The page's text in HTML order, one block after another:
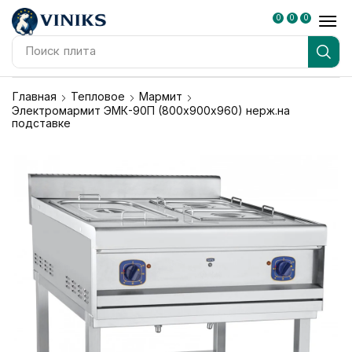
Поиск плита
0 0 0
Главная Тепловое
Мармит
Электромармит ЭМК-90П (800х900х960) нерж.на
подставке